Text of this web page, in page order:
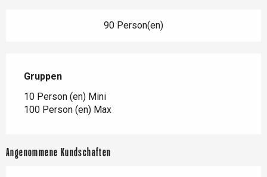
90 Person(en)
Gruppen
Gruppen
10 Person (en) Mini
100 Person (en) Max
Angenommene Kundschaften